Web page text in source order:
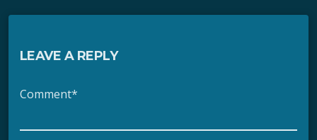
LEAVE A REPLY
Comment*